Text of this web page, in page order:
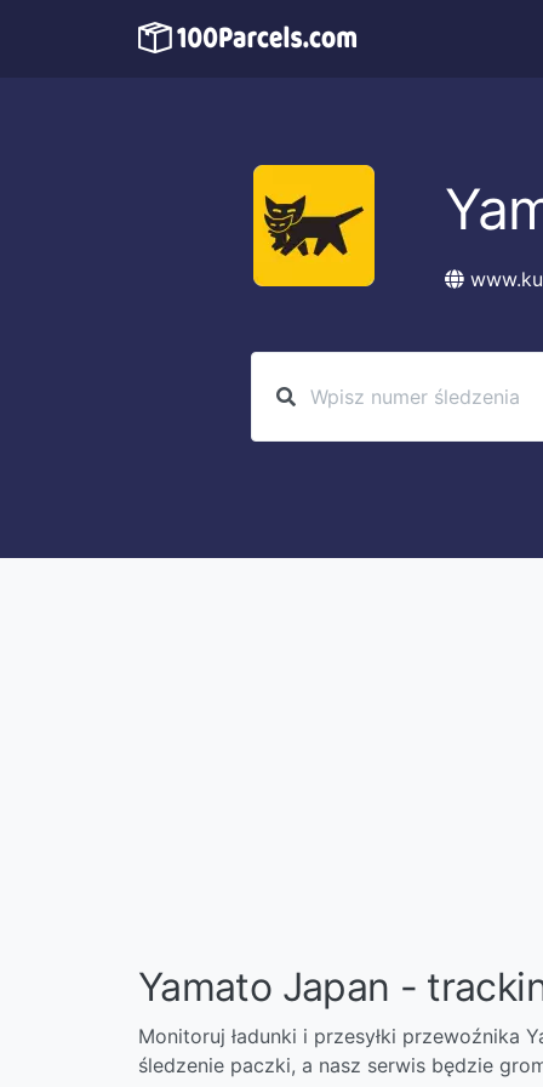
Yamato Japan -
Monitoruj ładunki i przesyłki przewoźnika
śledzenie paczki, a nasz serwis będzie